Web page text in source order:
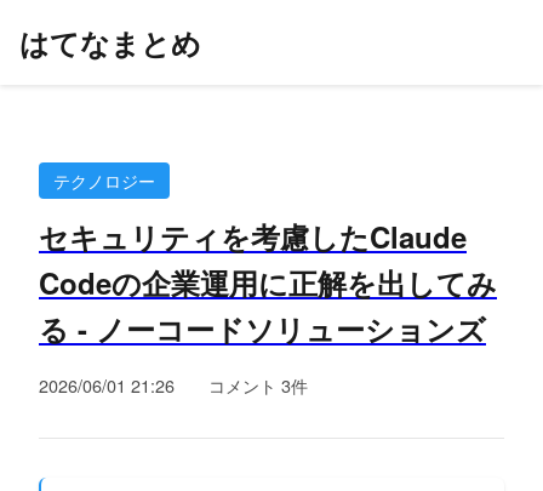
はてなまとめ
テクノロジー
セキュリティを考慮したClaude
Codeの企業運用に正解を出してみ
る - ノーコードソリューションズ
2026/06/01 21:26 コメント 3件